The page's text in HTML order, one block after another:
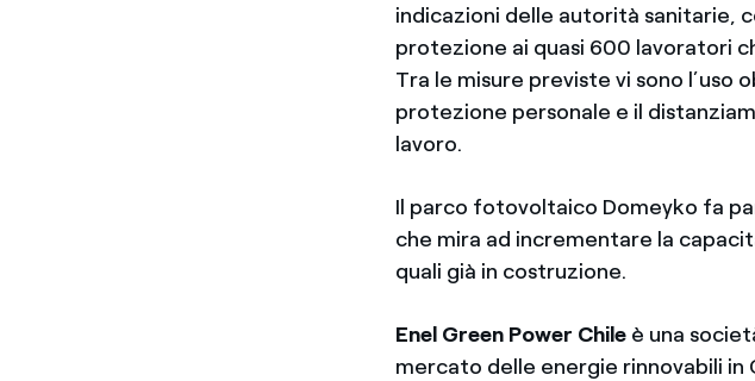
indicazioni delle autorità sanitarie,
protezione ai quasi 600 lavoratori
Tra le misure previste vi sono
protezione personale e il
lavoro.
Il parco fotovoltaico Domeyko fa
che mira ad incrementare la
quali già in costruzione.
Enel Green Power Chile è una
mercato delle energie rinnovabili